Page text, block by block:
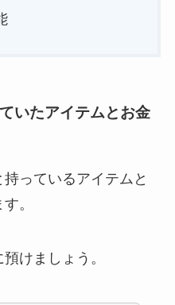
いたアイテムとお金
持っているアイテムと
。
けましょう。